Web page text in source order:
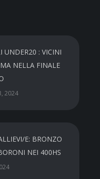
UNDER20 : VICINI
NELLA FINALE
2024
E: BRONZO
NEI 400HS